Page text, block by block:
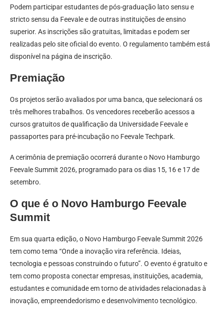
Podem participar estudantes de pós-graduação lato sensu e
stricto sensu da Feevale e de outras instituições de ensino
superior. As inscrições são gratuitas, limitadas e podem ser
realizadas pelo site oficial do evento. O regulamento também está
disponível na página de inscrição.
Premiação
Os projetos serão avaliados por uma banca, que selecionará os
três melhores trabalhos. Os vencedores receberão acessos a
cursos gratuitos de qualificação da Universidade Feevale e
passaportes para pré-incubação no Feevale Techpark.
A cerimônia de premiação ocorrerá durante o Novo Hamburgo
Feevale Summit 2026, programado para os dias 15, 16 e 17 de
setembro.
O que é o Novo Hamburgo Feevale
Summit
Em sua quarta edição, o Novo Hamburgo Feevale Summit 2026
tem como tema “Onde a inovação vira referência. Ideias,
tecnologia e pessoas construindo o futuro”. O evento é gratuito e
tem como proposta conectar empresas, instituições, academia,
estudantes e comunidade em torno de atividades relacionadas à
inovação, empreendedorismo e desenvolvimento tecnológico.